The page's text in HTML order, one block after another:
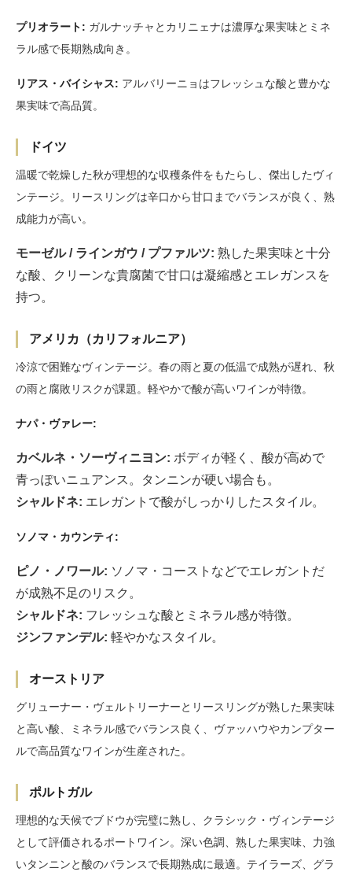
プリオラート: ガルナッチャとカリニェナは濃厚な果実味とミネ
ラル感で長期熟成向き。
リアス・バイシャス: アルバリーニョはフレッシュな酸と豊かな
果実味で高品質。
ドイツ
温暖で乾燥した秋が理想的な収穫条件をもたらし、傑出したヴィ
ンテージ。リースリングは辛口から甘口までバランスが良く、熟
成能力が高い。
モーゼル / ラインガウ / プファルツ: 熟した果実味と十分
な酸、クリーンな貴腐菌で甘口は凝縮感とエレガンスを
持つ。
アメリカ（カリフォルニア）
冷涼で困難なヴィンテージ。春の雨と夏の低温で成熟が遅れ、秋
の雨と腐敗リスクが課題。軽やかで酸が高いワインが特徴。
ナパ・ヴァレー:
カベルネ・ソーヴィニヨン: ボディが軽く、酸が高めで
青っぽいニュアンス。タンニンが硬い場合も。
シャルドネ: エレガントで酸がしっかりしたスタイル。
ソノマ・カウンティ:
ピノ・ノワール: ソノマ・コーストなどでエレガントだ
が成熟不足のリスク。
シャルドネ: フレッシュな酸とミネラル感が特徴。
ジンファンデル: 軽やかなスタイル。
オーストリア
グリューナー・ヴェルトリーナーとリースリングが熟した果実味
と高い酸、ミネラル感でバランス良く、ヴァッハウやカンプター
ルで高品質なワインが生産された。
ポルトガル
理想的な天候でブドウが完璧に熟し、クラシック・ヴィンテージ
として評価されるポートワイン。深い色調、熟した果実味、力強
いタンニンと酸のバランスで長期熟成に最適。テイラーズ、グラ